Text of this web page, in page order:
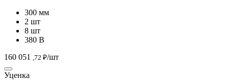
300 мм
2 шт
8 шт
380 В
160 051
,72 ₽/шт
Уценка